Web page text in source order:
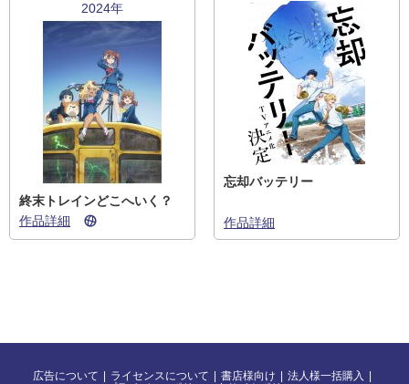
2024年
終末トレインどこへいく？
作品詳細
忘却バッテリー
作品詳細
広告について ライセンスについて 書店様向け
法人様一括購入